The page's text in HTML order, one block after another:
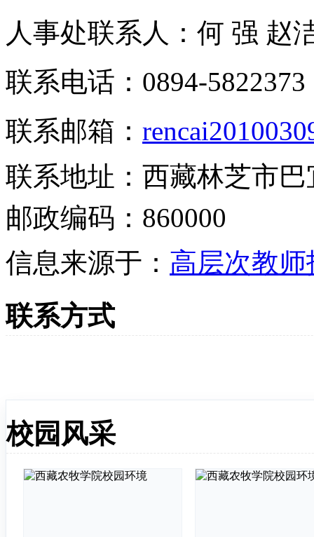
人事处联系人：何 强 赵
联系电话： 0894-5822373
联系邮箱：
联系地址： 西藏林芝市
邮政编码： 860000
信息来源于： 高层次教师
联系方式
校园风采